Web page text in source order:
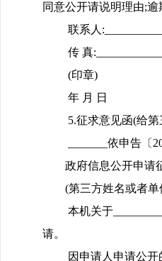
同意公开请说明理由;逾
联系人
传 真
(印章)
年 月 日
5.征求意见函(给第
_______依申告〔
政府信息公开申请
(第三方姓名或者单
本机关于
请。
因申请人申请公